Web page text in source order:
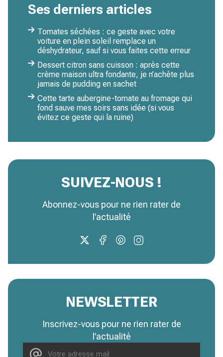
Ses derniers articles
Tomates séchées : ce geste avec votre
voiture en plein soleil remplace un
déshydrateur, sauf si vous faites cette erreur
Dessert citron sans cuisson : après cette
crème maison ultra fondante, je n’achète plus
jamais de pudding en sachet
Cette tarte aubergine-tomate au fromage qui
fond sauve mes soirs sans idée (si vous
évitez ce geste qui la ruine)
SUIVEZ-NOUS !
Abonnez-vous pour ne rien rater de
l’actualité
NEWSLETTER
Inscrivez-vous pour ne rien rater de
l’actualité